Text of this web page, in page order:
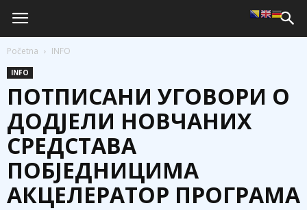
Početna INFO
INFO
ПОТПИСАНИ УГОВОРИ О
ДОДЈЕЛИ НОВЧАНИХ
СРЕДСТАВА
ПОБЈЕДНИЦИМА
АКЦЕЛЕРАТОР ПРОГРАМА